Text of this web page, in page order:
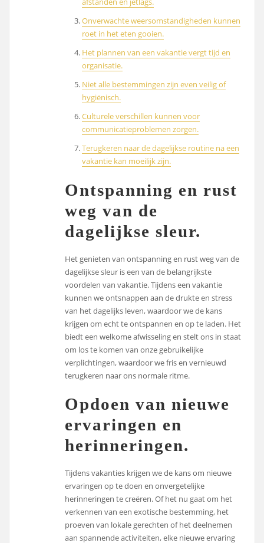
Onverwachte weersomstandigheden kunnen
roet in het eten gooien.
Het plannen van een vakantie vergt tijd en
organisatie.
Niet alle bestemmingen zijn even veilig of
hygiënisch.
Culturele verschillen kunnen voor
communicatieproblemen zorgen.
Terugkeren naar de dagelijkse routine na een
vakantie kan moeilijk zijn.
Ontspanning en rust
weg van de
dagelijkse sleur.
Het genieten van ontspanning en rust weg van de
dagelijkse sleur is een van de belangrijkste
voordelen van vakantie. Tijdens een vakantie
kunnen we ontsnappen aan de drukte en stress
van het dagelijks leven, waardoor we de kans
krijgen om echt te ontspannen en op te laden. Het
biedt een welkome afwisseling en stelt ons in staat
om los te komen van onze gebruikelijke
verplichtingen, waardoor we fris en vernieuwd
terugkeren naar ons normale ritme.
Opdoen van nieuwe
ervaringen en
herinneringen.
Tijdens vakanties krijgen we de kans om nieuwe
ervaringen op te doen en onvergetelijke
herinneringen te creëren. Of het nu gaat om het
verkennen van een exotische bestemming, het
proeven van lokale gerechten of het deelnemen
aan spannende activiteiten, elke nieuwe ervaring